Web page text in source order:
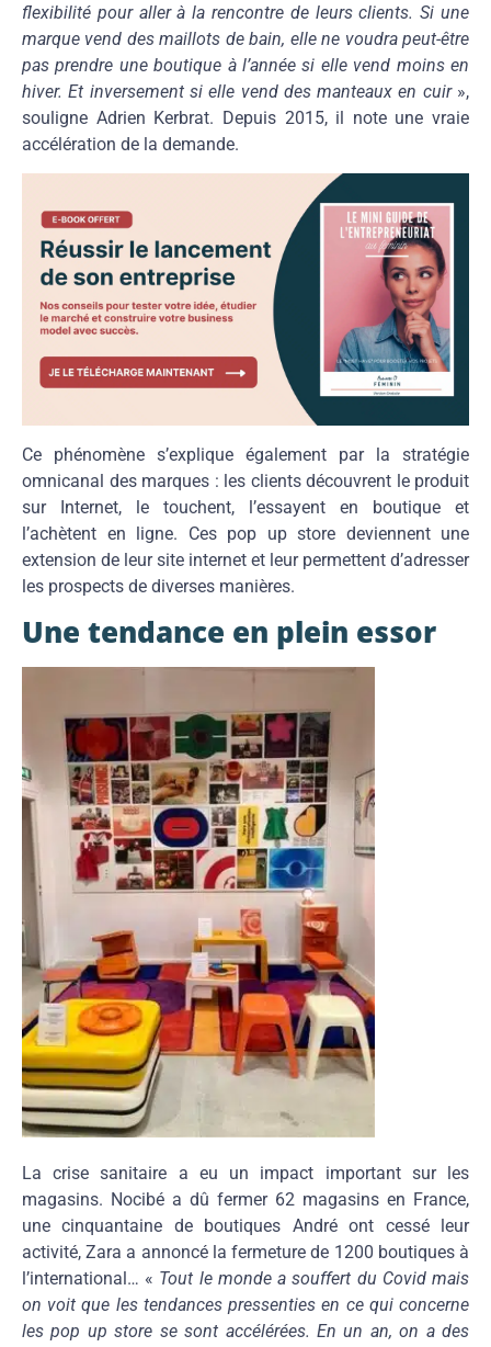
flexibilité pour aller à la rencontre de leurs clients. Si une
marque vend des maillots de bain, elle ne voudra peut-être
pas prendre une boutique à l’année si elle vend moins en
hiver. Et inversement si elle vend des manteaux en cuir»,
souligne Adrien Kerbrat. Depuis 2015, il note une vraie
accélération de la demande.
Ce phénomène s’explique également par la stratégie
omnicanal des marques : les clients découvrent le produit
sur Internet, le touchent, l’essayent en boutique et
l’achètent en ligne. Ces pop up store deviennent une
extension de leur site internet et leur permettent d’adresser
les prospects de diverses manières.
Une tendance en plein essor
La crise sanitaire a eu un impact important sur les
magasins. Nocibé a dû fermer 62 magasins en France,
une cinquantaine de boutiques André ont cessé leur
activité, Zara a annoncé la fermeture de 1200 boutiques à
l’international… « Tout le monde a souffert du Covid mais
on voit que les tendances pressenties en ce qui concerne
les pop up store se sont accélérées. En un an, on a des